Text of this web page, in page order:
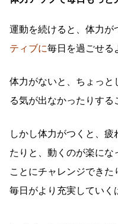
運動を続けると、体力が
ティブに毎日を過ごせる
体力がないと、ちょっと
る気が出なかったりする
しかし体力がつくと、
たりと、動くのが楽にな
ことにチャレンジできた
毎日がより充実していく